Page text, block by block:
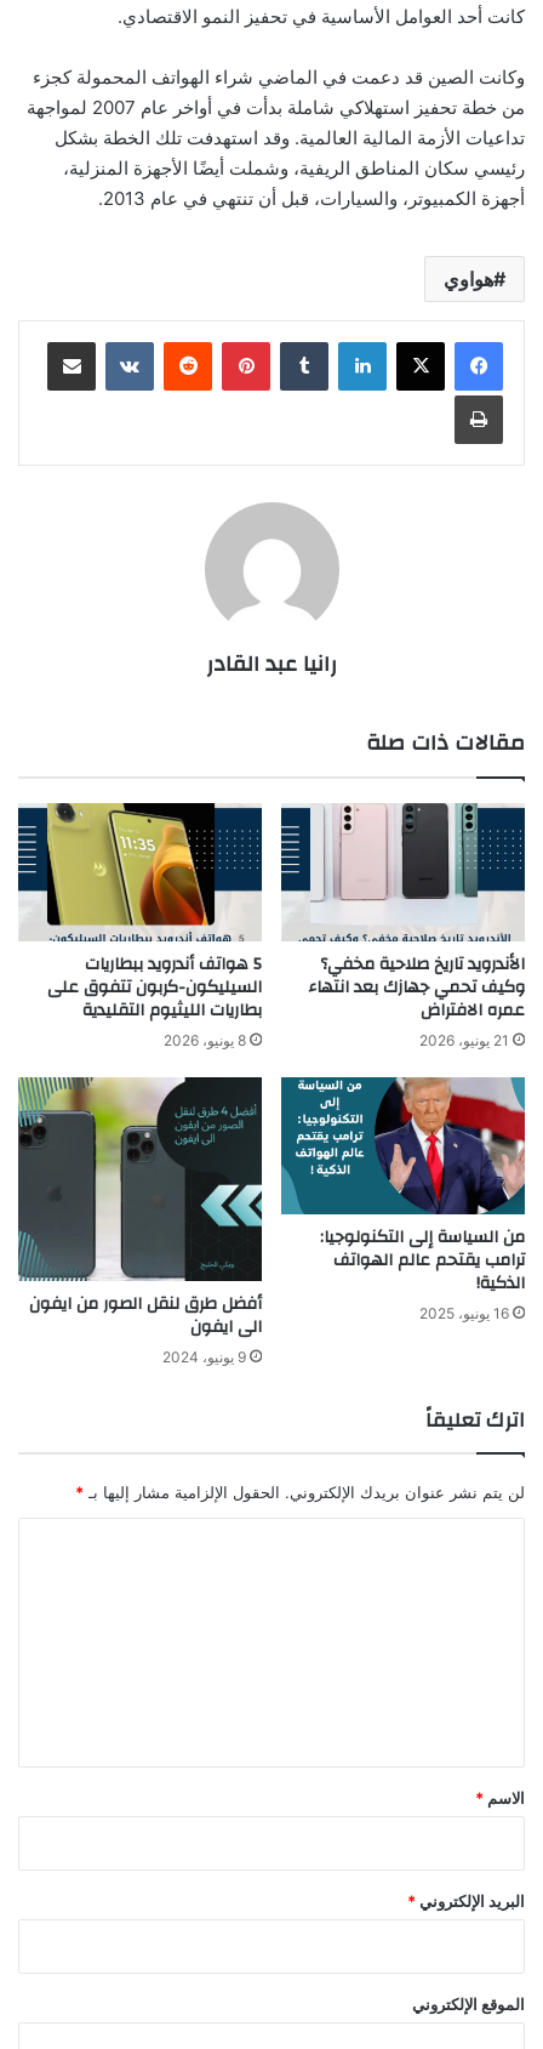
كانت أحد العوامل الأساسية في تحفيز النمو الاقتصادي.
وكانت الصين قد دعمت في الماضي شراء الهواتف المحمولة كجزء
من خطة تحفيز استهلاكي شاملة بدأت في أواخر عام 2007 لمواجهة
تداعيات الأزمة المالية العالمية. وقد استهدفت تلك الخطة بشكل
رئيسي سكان المناطق الريفية، وشملت أيضًا الأجهزة المنزلية،
أجهزة الكمبيوتر، والسيارات، قبل أن تنتهي في عام 2013.
هواوي
لينكدإن بينتيريست مشاركة عبر البريد
طباعة
رانيا عبد القادر
مقالات ذات صلة
الأندرويد تاريخ صلاحية مخفي؟
وكيف تحمي جهازك بعد انتهاء
عمره الافتراض
21 يونيو، 2026
5 هواتف أندرويد ببطاريات
السيليكون-كربون تتفوق على
بطاريات الليثيوم التقليدية
8 يونيو، 2026
من السياسة إلى التكنولوجيا:
ترامب يقتحم عالم الهواتف
الذكية!
16 يونيو، 2025 أفضل طرق لنقل الصور من ايفون
الى ايفون
9 يونيو، 2024
اترك تعليقاً
لن يتم نشر عنوان بريدك الإلكتروني. الحقول الإلزامية مشار إليها بـ *
*
الاسم *
البريد الإلكتروني *
الموقع الإلكتروني